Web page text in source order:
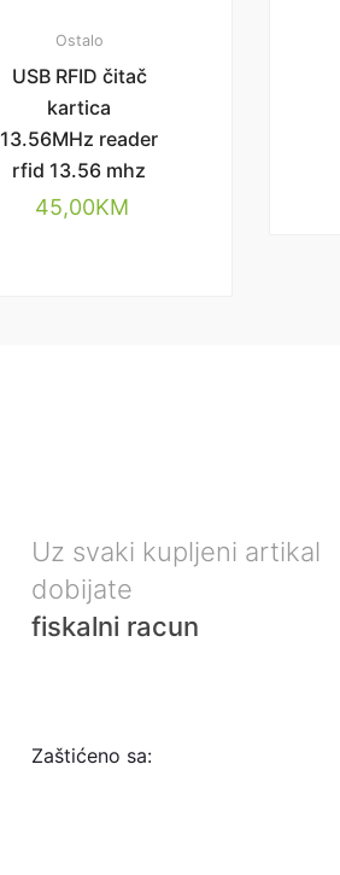
Ostalo
USB RFID čitač
kartica
13.56MHz reader
rfid 13.56 mhz
45,00KM
Uz svaki kupljeni artikal
dobijate
fiskalni racun
Zaštićeno sa: